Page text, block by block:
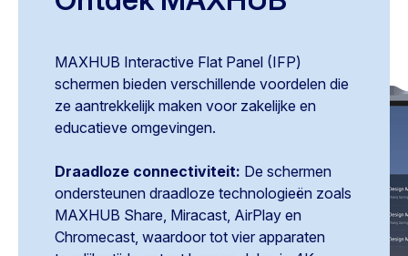
MAXHUB Interactive Flat Panel (IFP)
schermen bieden verschillende voordelen die
ze aantrekkelijk maken voor zakelijke en
educatieve omgevingen.
Draadloze connectiviteit: De schermen
ondersteunen draadloze technologieën zoals
MAXHUB Share, Miracast, AirPlay en
Chromecast, waardoor tot vier apparaten